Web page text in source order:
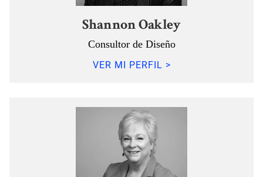
Shannon Oakley
Consultor de Diseño
VER MI PERFIL >